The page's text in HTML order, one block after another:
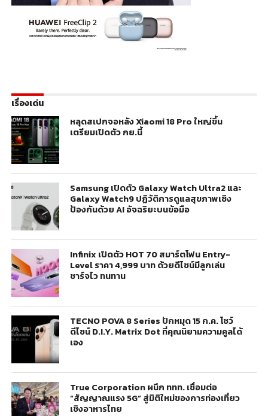
เรื่องเด่น
หลุดสเปกจอหลัง Xiaomi 18 Pro ใหญ่ขึ้น
เตรียมเปิดตัว กย.นี้
Samsung เปิดตัว Galaxy Watch Ultra2 และ
Galaxy Watch9 ปฏิวัติการดูแลสุขภาพเชิง
ป้องกันด้วย AI อัจฉริยะบนข้อมือ
Infinix เปิดตัว HOT 70 สมาร์ตโฟน Entry-
Level ราคา 4,999 บาท ด้วยดีไซน์มีลูกเล่น
ชาร์จไว ทนทาน
TECNO POVA 8 Series ปักหมุด 15 ก.ค. โชว์
ดีไซน์ D.I.Y. Matrix Dot ที่คุณนิยามความคูลได้
เอง
True Corporation ผนึก ททท. เชื่อมต่อ
“สัญญาณแรง 5G” สู่มิติใหม่ของการท่องเที่ยว
เชิงอาหารไทย